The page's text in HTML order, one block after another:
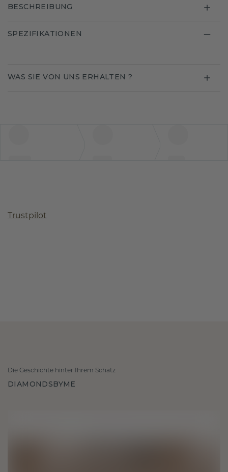
BESCHREIBUNG
SPEZIFIKATIONEN
WAS SIE VON UNS ERHALTEN ?
Trustpilot
Die Geschichte hinter Ihrem Schatz
DIAMONDSBYME